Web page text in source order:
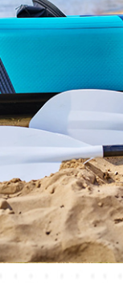
parcs aquatiques